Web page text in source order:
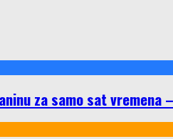
za samo sat vremena